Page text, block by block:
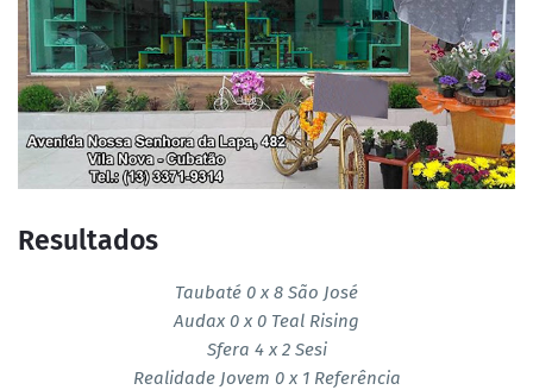
Resultados
Taubaté 0 x 8 São José
Audax 0 x 0 Teal Rising
Sfera 4 x 2 Sesi
Realidade Jovem 0 x 1 Referência